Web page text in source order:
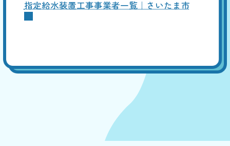
指定給水装置工事事業者一覧｜さいたま市